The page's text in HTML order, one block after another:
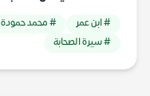
# ابن عمر # محمد حمودة
# سيرة الصحابة